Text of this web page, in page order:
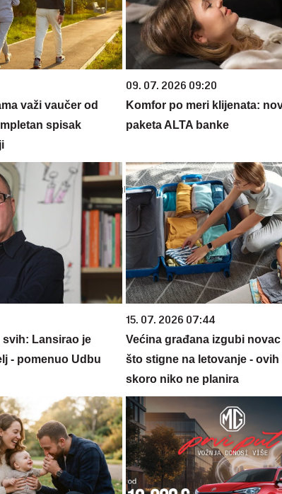
važi vaučer od
spisak
09. 07. 2026 09:20
Komfor po meri klijenata:
paketa ALTA banke
svih: Lansirao je
- pomenuo Udbu
15. 07. 2026 07:44
Većina građana izgubi
što stigne na letovanje -
skoro niko ne planira